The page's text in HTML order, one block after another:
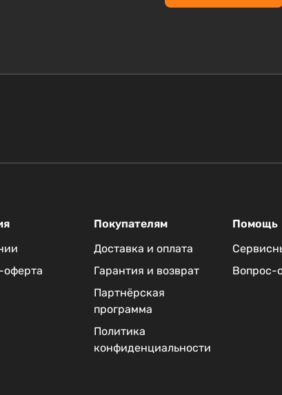
оферта
Покупателям
Доставка и оплата
Гарантия и возврат
Партнёрская
программа
Политика
конфиденциальности
Помощь
Вопрос-